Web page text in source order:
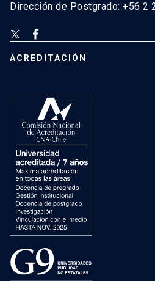
Dirección de Postgrado: +56 2
ACREDITACIÓN